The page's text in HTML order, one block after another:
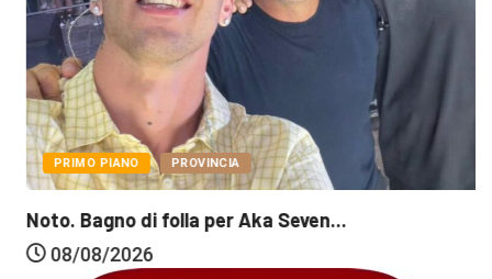
PRIMO PIANO PROVINCIA
Noto. Bagno di folla per Aka Seven...
08/08/2026